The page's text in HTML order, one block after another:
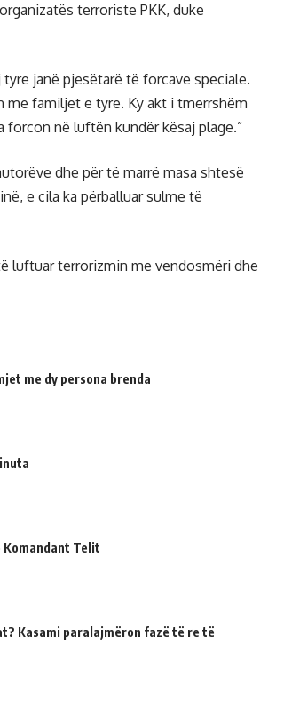
terroriste PKK, duke
janë pjesëtarë të forcave speciale.
me familjet e tyre. Ky akt i tmerrshëm
në luftën kundër kësaj plage.”
dhe për të marrë masa shtesë
e cila ka përballuar sulme të
luftuar terrorizmin me vendosmëri dhe
me dy persona brenda
Komandant Telit
Kasami paralajmëron fazë të re të